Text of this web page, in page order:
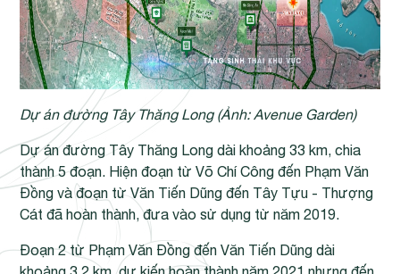
Dự án đường Tây Thăng Long (Ảnh: Avenue Garden)
Dự án đường Tây Thăng Long dài khoảng 33 km, chia
thành 5 đoạn. Hiện đoạn từ Võ Chí Công đến Phạm Văn
Đồng và đoạn từ Văn Tiến Dũng đến Tây Tựu - Thượng
Cát đã hoàn thành, đưa vào sử dụng từ năm 2019.
Đoạn 2 từ Phạm Văn Đồng đến Văn Tiến Dũng dài